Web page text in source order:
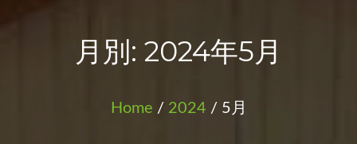
月別: 2024年5月
Home / 2024 / 5月